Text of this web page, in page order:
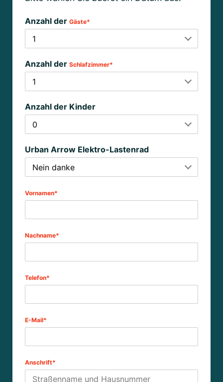
Anzahl der Gäste*
Anzahl der Schlafzimmer*
Anzahl der Kinder
Urban Arrow Elektro-Lastenrad
Vornamen*
Nachname*
Telefon*
E-Mail*
Anschrift*